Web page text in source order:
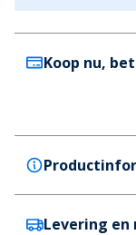
Koop nu,
MCSLevering